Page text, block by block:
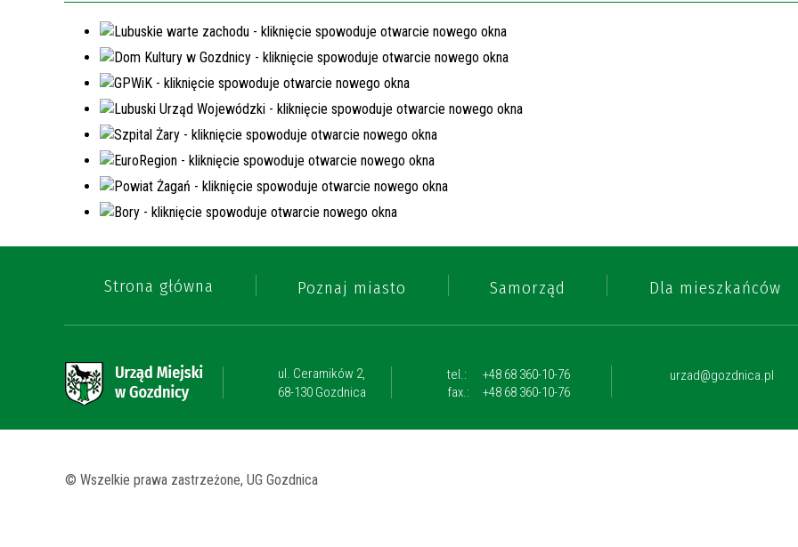
Strona główna Poznaj miasto Samorząd Dla mieszkańców
ul. Ceramików 2,
68-130 Gozdnica
tel.:
+48 68 360-10-76
fax.:
+48 68 360-10-76
urzad@gozdnica.pl
© Wszelkie prawa zastrzeżone, UG Gozdnica